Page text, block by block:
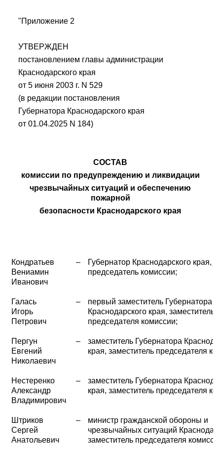
"Приложение 2
УТВЕРЖДЕН
постановлением главы администрации
Краснодарского края
от 5 июня 2003 г. N 529
(в редакции постановления
Губернатора Краснодарского края
от 01.04.2025 N 184)
СОСТАВ
комиссии по предупреждению и ликвидации
чрезвычайных ситуаций и обеспечению
пожарной
безопасности Краснодарского края
Кондратьев
Вениамин
Иванович
–
Губернатор Краснодарского края,
председатель комиссии;
Галась
Игорь
Петрович
–
первый заместитель Губернатора
Краснодарского края, заместитель
председателя комиссии;
Пергун
Евгений
Николаевич
–
заместитель Губернатора
края, заместитель председателя
Нестеренко
Александр
Владимирович
–
заместитель Губернатора
края, заместитель председателя
Штриков
Сергей
Анатольевич
–
министр гражданской обороны и
чрезвычайных ситуаций
заместитель председателя